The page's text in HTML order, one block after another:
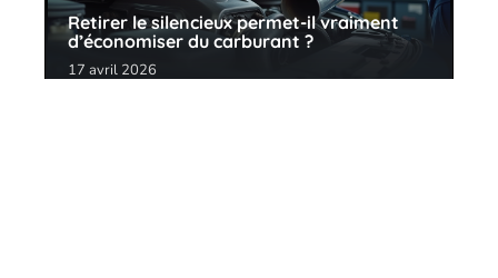
Retirer le silencieux permet-il vraiment
d’économiser du carburant ?
17 avril 2026